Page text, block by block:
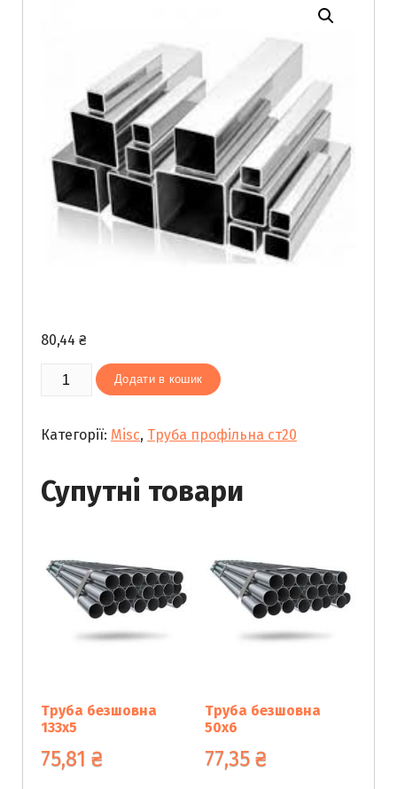
80,44 ₴
Труба
профільна
150х80х5
Додати в кошик
Категорії: Misc, Труба профільна ст20
Супутні товари
Труба безшовна
133х5
75,81 ₴
Труба безшовна
50х6
77,35₴